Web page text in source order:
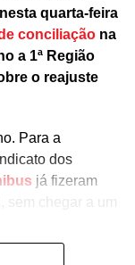
quarta-feira
conciliaçãona
a 1ª Região
o reajuste
Para a
dos
já fizeram
chegar a um